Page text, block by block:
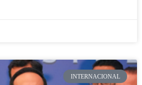
INTERNACIONAL